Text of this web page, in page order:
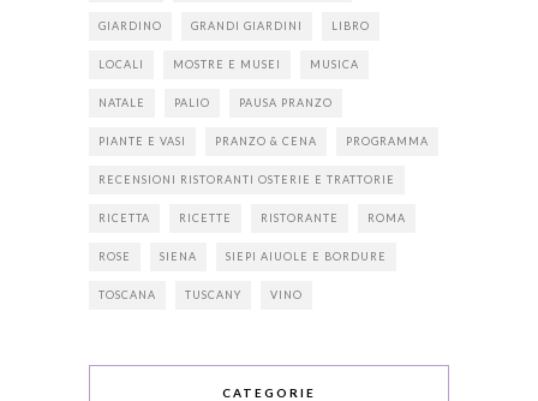
GIARDINO GRANDI GIARDINI LIBRO
LOCALI MOSTRE E MUSEI MUSICA
NATALE PALIO PAUSA PRANZO
PIANTE E VASI PRANZO & CENA PROGRAMMA
RECENSIONI RISTORANTI OSTERIE E TRATTORIE
RICETTA RICETTE RISTORANTE ROMA
ROSE SIENA SIEPI AIUOLE E BORDURE
TOSCANA TUSCANY VINO
CATEGORIE